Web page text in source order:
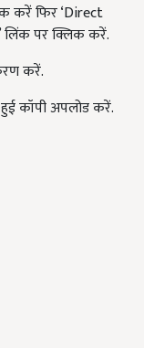
करें फिर ‘Direct
लिंक पर क्लिक करें.
करें.
कॉपी अपलोड करें.